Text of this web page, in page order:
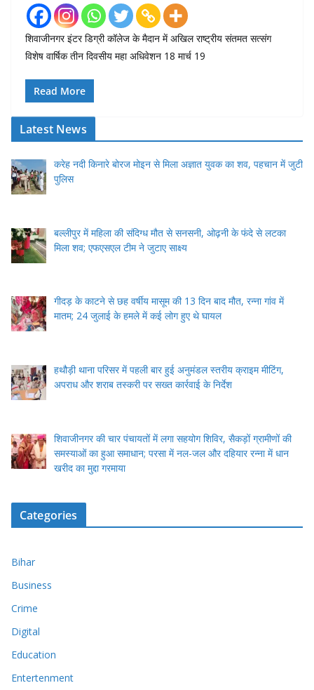
शिवाजीनगर इंटर डिग्री कॉलेज के मैदान में अखिल राष्ट्रीय संतमत सत्संग
विशेष वार्षिक तीन दिवसीय महा अधिवेशन 18 मार्च 19
Read More
Latest News
करेह नदी किनारे बोरज मोइन से मिला अज्ञात युवक का शव, पहचान में जुटी
पुलिस
बल्लीपुर में महिला की संदिग्ध मौत से सनसनी, ओढ़नी के फंदे से लटका
मिला शव; एफएसएल टीम ने जुटाए साक्ष्य
गीदड़ के काटने से छह वर्षीय मासूम की 13 दिन बाद मौत, रन्ना गांव में
मातम; 24 जुलाई के हमले में कई लोग हुए थे घायल
हथौड़ी थाना परिसर में पहली बार हुई अनुमंडल स्तरीय क्राइम मीटिंग,
अपराध और शराब तस्करी पर सख्त कार्रवाई के निर्देश
शिवाजीनगर की चार पंचायतों में लगा सहयोग शिविर, सैकड़ों ग्रामीणों की
समस्याओं का हुआ समाधान; परसा में नल-जल और दहियार रन्ना में धान
खरीद का मुद्दा गरमाया
Categories
Bihar
Business
Crime
Digital
Education
Entertenment